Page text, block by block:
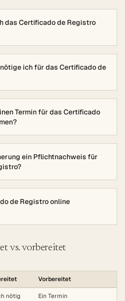
das Certificado de Registro
ich für das Certificado de
Termin für das Certificado
ein Pflichtnachweis für
de Registro online
vs. vorbereitet
Vorbereitet
nötig Ein Termin